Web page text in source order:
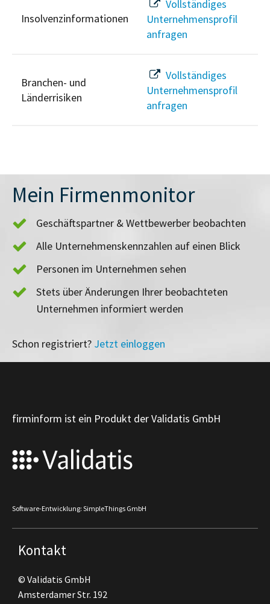
Insolvenzinformationen
Vollständiges
Unternehmensprofil
anfragen
Branchen- und
Länderrisiken
Vollständiges
Unternehmensprofil
anfragen
Mein Firmenmonitor
Geschäftspartner & Wettbewerber beobachten
Alle Unternehmenskennzahlen auf einen Blick
Personen im Unternehmen sehen
Stets über Änderungen Ihrer beobachteten
Unternehmen informiert werden
Schon registriert? Jetzt einloggen
firminform ist ein Produkt der Validatis GmbH
Software-Entwicklung: SimpleThings GmbH
Kontakt
© Validatis GmbH
Amsterdamer Str. 192